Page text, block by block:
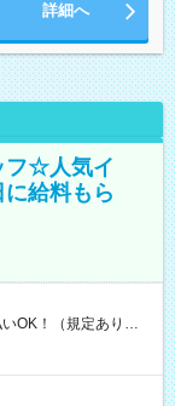
詳細へ
フ☆人気イ
給料もら
ビニATMから 日払